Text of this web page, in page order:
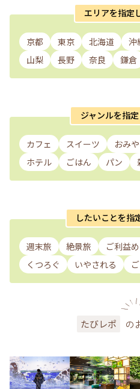
エリアを指定
京都 東京 北海道 沖
山梨
長野 奈良 鎌倉
ジャンルを指
カフェ スイーツ おみ
ホテル
ごはん パン
したいことを指
週末旅 絶景旅 ご利益
くつろぐ
いやされる
たびレポ の